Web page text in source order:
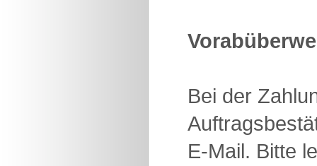
Bei der
E-Mail. Bitte